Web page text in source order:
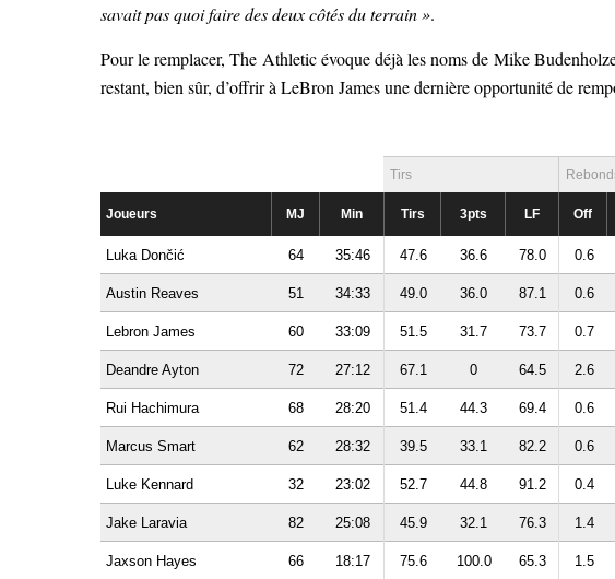
savait pas quoi faire des deux côtés du terrain ».
Pour le remplacer, The Athletic évoque déjà les noms de Mike
restant, bien sûr, d’offrir à LeBron James une dernière opportunité de
Tirs
Joueurs MJ Min Tirs 3pts LF Off
Luka Dončić 64 35:46 47.6 36.6 78.0 0.6
Austin Reaves 51 34:33 49.0 36.0 87.1 0.6
Lebron James 60 33:09 51.5 31.7 73.7 0.7
Deandre Ayton 72 27:12 67.1 0 64.5 2.6
Rui Hachimura 68 28:20 51.4 44.3 69.4 0.6
Marcus Smart 62 28:32 39.5 33.1 82.2 0.6
Luke Kennard 32 23:02 52.7 44.8 91.2 0.4
Jake Laravia 82 25:08 45.9 32.1 76.3 1.4
Jaxson Hayes 66 18:17 75.6 100.0 65.3 1.5